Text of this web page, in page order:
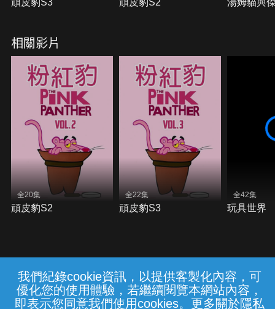
我們紀錄cookie資訊，以提供客製化內容，可
優化您的使用體驗，若繼續閱覽本網站內容，
即表示您同意我們使用cookies。更多關於隱私
相關影片
全20集
頑皮豹S2
全22集
頑皮豹S3
全42集
玩具世界
常見問題 線上客服 服務條款 隱私權保護
{{notifyMsg}}